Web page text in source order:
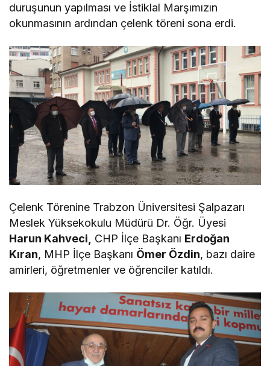
duruşunun yapılması ve İstiklal Marşımızın
okunmasının ardından çelenk töreni sona erdi.
Çelenk Törenine Trabzon Üniversitesi Şalpazarı
Meslek Yüksekokulu Müdürü Dr. Öğr. Üyesi
Harun Kahveci, CHP İlçe Başkanı Erdoğan
Kıran, MHP İlçe Başkanı Ömer Özdin, bazı daire
amirleri, öğretmenler ve öğrenciler katıldı.